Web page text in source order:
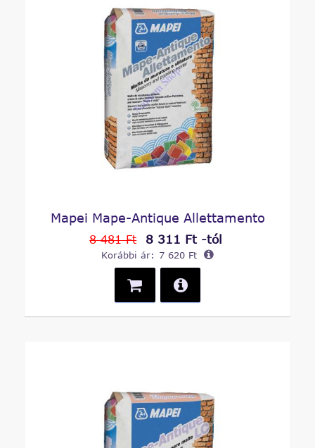
Mapei Mape-Antique Allettamento
8 481 Ft 8 311 Ft -tól
Korábbi ár: 7 620 Ft